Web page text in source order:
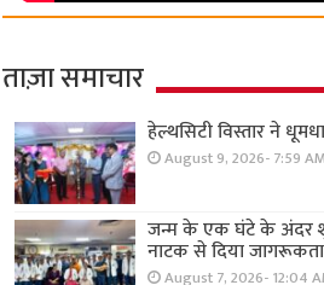
ताज़ा समाचार
हेल्थसिटी विस्तार ने
August 9, 2026- 7:59 AM
जन्म के एक घंटे के अंदर
नाटक से दिया
August 7, 2026- 12:04